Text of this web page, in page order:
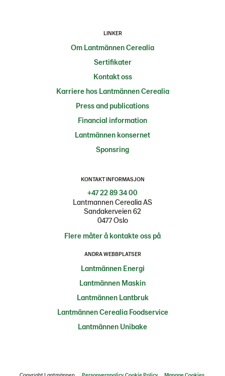
LINKER
Om Lantmännen Cerealia
Sertifikater
Kontakt oss
Karriere hos Lantmännen Cerealia
Press and publications
Financial information
Lantmännen konsernet
Sponsring
KONTAKT INFORMASJON
+47 22 89 34 00
Lantmannen Cerealia AS
Sandakerveien 62
0477 Oslo
Flere måter å kontakte oss på
ANDRA WEBBPLATSER
Lantmännen Energi
Lantmännen Maskin
Lantmännen Lantbruk
Lantmännen Cerealia Foodservice
Lantmännen Unibake
Copyright Lantmännen Personvernpolicy Cookie Policy Manage Cookies